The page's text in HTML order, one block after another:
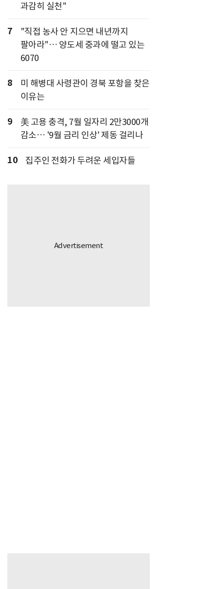
과감히 실천"
7
"직접 농사 안 지으면 내년까지
팔아라"… 양도세 중과에 떨고 있는
6070
8
미 해병대 사령관이 경북 포항을 찾은
이유는
9
美 고용 충격, 7월 일자리 2만3000개
감소… '9월 금리 인상' 제동 걸리나
10 집주인 전화가 두려운 세입자들